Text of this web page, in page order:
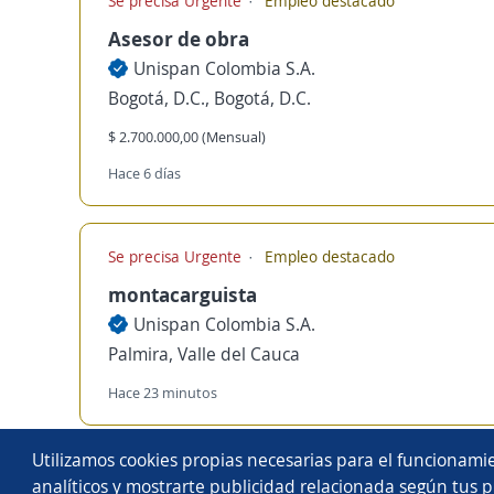
Utilizamos cookies propias necesarias para el
analíticos y mostrarte publicidad relacionada según tus
Asesor de obra
Unispan Colombia S.A.
Bogotá, D.C., Bogotá, D.C.
$ 2.700.000,00 (Mensual)
Hace 6 días
Se precisa Urgente Empleo destacado
montacarguista
Unispan Colombia S.A.
Palmira, Valle del Cauca
Hace 23 minutos
Copyright 2014 - 2026 DGNET LTD.
Aviso legal/privacidad